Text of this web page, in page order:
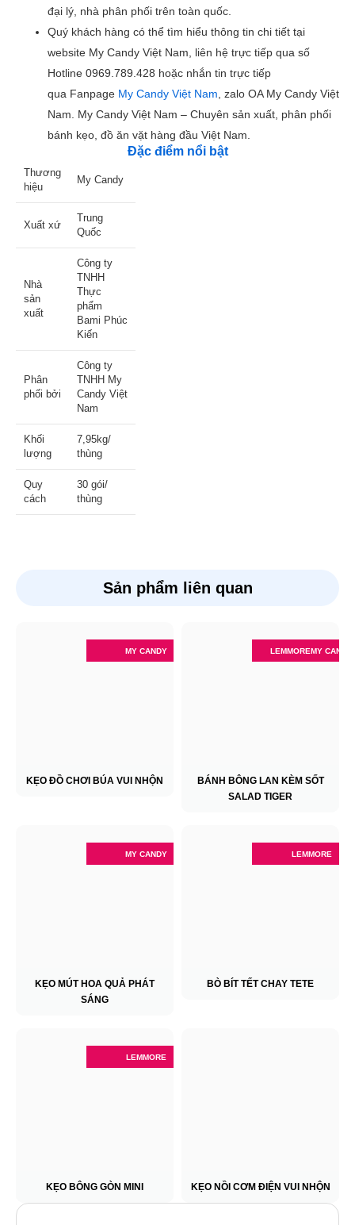
đại lý, nhà phân phối trên toàn quốc.
Quý khách hàng có thể tìm hiểu thông tin chi tiết tại
website My Candy Việt Nam, liên hệ trực tiếp qua số
Hotline 0969.789.428 hoặc nhắn tin trực tiếp
qua Fanpage My Candy Việt Nam , zalo OA My Candy Việt
Nam. My Candy Việt Nam – Chuyên sản xuất, phân phối
bánh kẹo, đồ ăn vặt hàng đầu Việt Nam.
Đặc điểm nổi bật
Thương
hiệu
My Candy
Xuất xứ
Trung
Quốc
Nhà
sản
xuất
Công ty
TNHH
Thực
phẩm
Bami Phúc
Kiến
Phân
phối bởi
Công ty
TNHH My
Candy Việt
Nam
Khối
lượng
7,95kg/
thùng
Quy
cách
30 gói/
thùng
Sản phẩm liên quan
MY CANDY
KẸO ĐỒ CHƠI BÚA VUI NHỘN
LEMMOREMY CANDY
BÁNH BÔNG LAN KÈM SỐT
SALAD TIGER
MY CANDY
KẸO MÚT HOA QUẢ PHÁT
SÁNG
LEMMORE
BÒ BÍT TẾT CHAY TETE
LEMMORE
KẸO BÔNG GÒN MINI KẸO NỒI CƠM ĐIỆN VUI NHỘN